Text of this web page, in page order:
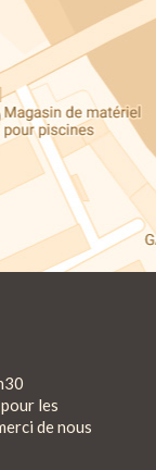
les
de nous